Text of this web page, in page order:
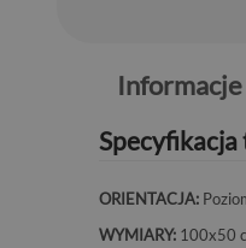
ORIENTACJA:
WYMIARY: 100x50